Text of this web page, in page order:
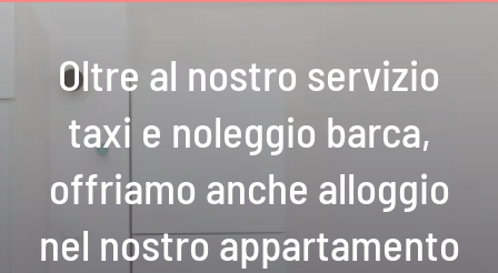
Oltre al nostro servizio
taxi e noleggio barca,
offriamo anche alloggio
nel nostro appartamento